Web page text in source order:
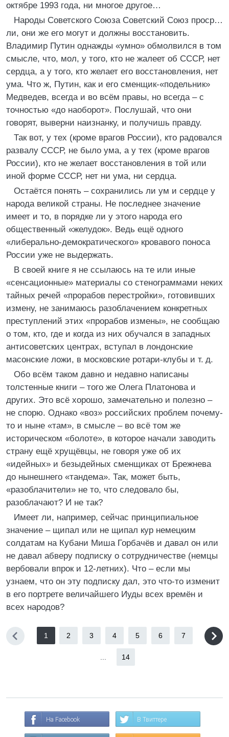
октябре 1993 года, ни многое другое…
Народы Советского Союза Советский Союз проср…
ли, они же его могут и должны восстановить.
Владимир Путин однажды «умно» обмолвился в том
смысле, что, мол, у того, кто не жалеет об СССР, нет
сердца, а у того, кто желает его восстановления, нет
ума. Что ж, Путин, как и его сменщик-«подельник»
Медведев, всегда и во всём правы, но всегда – с
точностью «до наоборот». Послушай, что они
говорят, выверни наизнанку, и получишь правду.
Так вот, у тех (кроме врагов России), кто радовался
развалу СССР, не было ума, а у тех (кроме врагов
России), кто не желает восстановления в той или
иной форме СССР, нет ни ума, ни сердца.
Остаётся понять – сохранились ли ум и сердце у
народа великой страны. Не последнее значение
имеет и то, в порядке ли у этого народа его
общественный «желудок». Ведь ещё одного
«либерально-демократического» кровавого поноса
России уже не выдержать.
В своей книге я не ссылаюсь на те или иные
«сенсационные» материалы со стенограммами неких
тайных речей «прорабов перестройки», готовивших
измену, не занимаюсь разоблачением конкретных
преступлений этих «прорабов измены», не сообщаю
о том, кто, где и когда из них обучался в западных
антисоветских центрах, вступал в лондонские
масонские ложи, в московские ротари-клубы и т. д.
Обо всём таком давно и недавно написаны
толстенные книги – того же Олега Платонова и
других. Это всё хорошо, замечательно и полезно –
не спорю. Однако «воз» российских проблем почему-
то и ныне «там», в смысле – во всё том же
историческом «болоте», в которое начали заводить
страну ещё хрущёвцы, не говоря уже об их
«идейных» и безыдейных сменщиках от Брежнева
до нынешнего «тандема». Так, может быть,
«разоблачители» не то, что следовало бы,
разоблачают? И не так?
Имеет ли, например, сейчас принципиальное
значение – щипал или не щипал кур немецким
солдатам на Кубани Миша Горбачёв и давал он или
не давал абверу подписку о сотрудничестве (немцы
вербовали впрок и 12-летних). Что – если мы
узнаем, что он эту подписку дал, это что-то изменит
в его портрете величайшего Иуды всех времён и
всех народов?
1 2 3 4 5 6 7
14
На Facebook В Твиттере